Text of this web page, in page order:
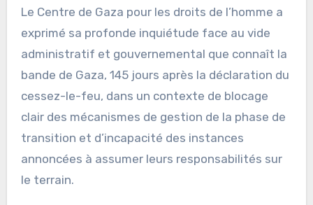
Le Centre de Gaza pour les droits de l’homme a
exprimé sa profonde inquiétude face au vide
administratif et gouvernemental que connaît la
bande de Gaza, 145 jours après la déclaration du
cessez-le-feu, dans un contexte de blocage
clair des mécanismes de gestion de la phase de
transition et d’incapacité des instances
annoncées à assumer leurs responsabilités sur
le terrain.